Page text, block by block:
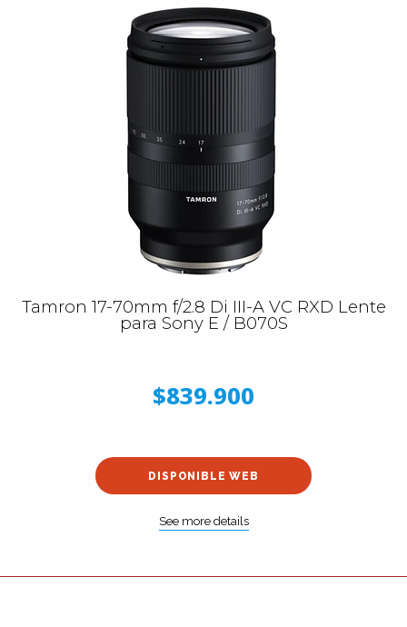
Tamron 17-70mm f/2.8 Di III-A VC RXD Lente
para Sony E / B070S
$839.900
DISPONIBLE WEB
See more details